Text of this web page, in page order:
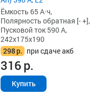
Ёмкость 65 А·ч,
Полярность обратная [- +],
Пусковой ток 590 А,
242x175x190
298р. при сдаче акб
316р.
Купить